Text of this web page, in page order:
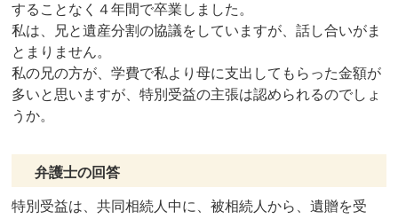
することなく４年間で卒業しました。
私は、兄と遺産分割の協議をしていますが、話し合いがま
とまりません。
私の兄の方が、学費で私より母に支出してもらった金額が
多いと思いますが、特別受益の主張は認められるのでしょ
うか。
弁護士の回答
特別受益は、共同相続人中に、被相続人から、遺贈を受